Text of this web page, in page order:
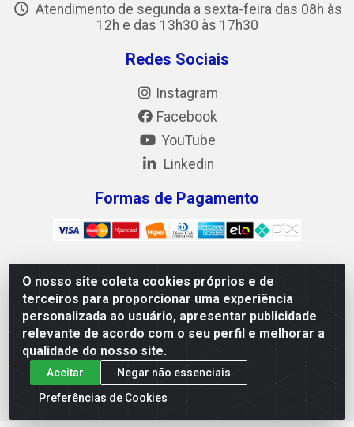
O nosso site coleta cookies próprios e de
terceiros para proporcionar uma experiência
personalizada ao usuário, apresentar publicidade
relevante de acordo com o seu perfil e melhorar a
qualidade do nosso site.
Aceitar
Negar não essenciais
Preferências de Cookies
Atendimento de segunda a sexta-feira das 08h às
12h e das 13h30 às 17h30
Redes Sociais
Instagram
Facebook
YouTube
Linkedin
Formas de Pagamento
Mix Alimentos LTDA - Quadra Asr Ne 55 (412 Norte), Alameda
02, S/N - Plano Diretor Norte, Palmas/TO - CEP 77.006-540 -
CNPJ 05.922.500/0001-02